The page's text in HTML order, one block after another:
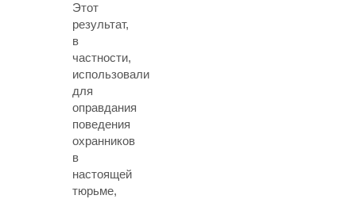
Этот
результат,
в
частности,
использовали
для
оправдания
поведения
охранников
в
настоящей
тюрьме,